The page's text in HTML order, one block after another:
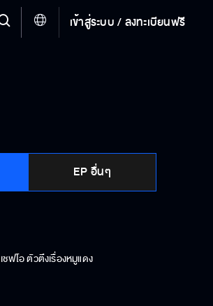
เข้าสู่ระบบ / ลงทะเบียนฟรี
EP อื่นๆ
กินให้สุดแล้วไปหยุดที่โรงพยาบาล!
เชฟโอ ตัวตึงเรื่องหมูแดง